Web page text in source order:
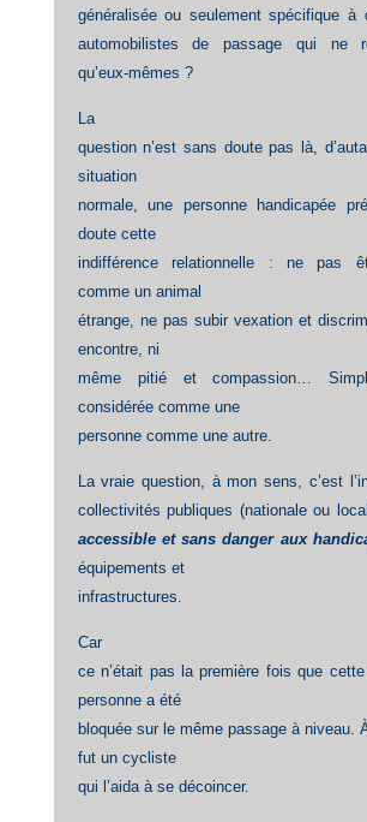
généralisée ou seulement spécifique à
automobilistes de passage qui ne
qu’eux-mêmes ?
La
question n’est sans doute pas là,
situation
normale, une personne handicapée
doute cette
indifférence relationnelle : ne pas
comme un animal
étrange, ne pas subir vexation et
encontre, ni
même pitié et compassion…
considérée comme une
personne comme une autre.
La vraie question, à mon sens, c’est
collectivités publiques (nationale ou
accessible et sans danger aux
équipements et
infrastructures.
Car
ce n’était pas la première fois que
personne a été
bloquée sur le même passage à niveau.
fut un cycliste
qui l’aida à se décoincer.